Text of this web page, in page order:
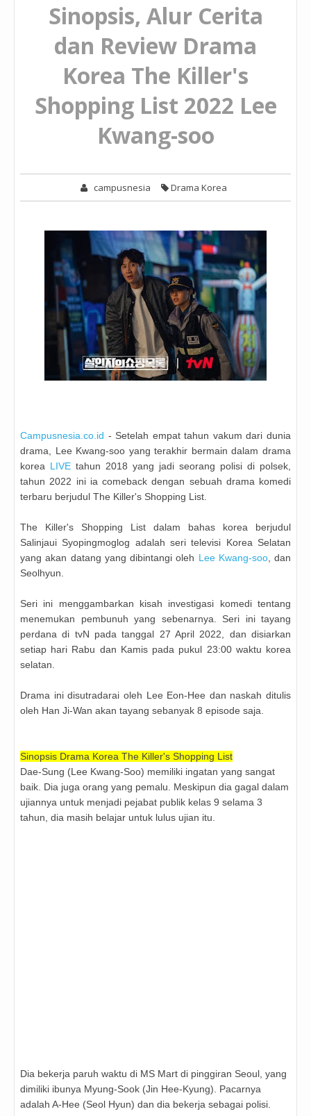
Shopping List 2022 Lee Kwang-soo
Sinopsis, Alur Cerita
dan Review Drama
Korea The Killer's
Shopping List 2022 Lee
Kwang-soo
campusnesia Drama Korea
Campusnesia.co.id - Setelah empat tahun vakum dari dunia
drama, Lee Kwang-soo yang terakhir bermain dalam drama
korea LIVE tahun 2018 yang jadi seorang polisi di polsek,
tahun 2022 ini ia comeback dengan sebuah drama komedi
terbaru berjudul The Killer's Shopping List.
The Killer's Shopping List dalam bahas korea berjudul
Salinjaui Syopingmoglog adalah seri televisi Korea Selatan
yang akan datang yang dibintangi oleh Lee Kwang-soo, dan
Seolhyun.
Seri ini menggambarkan kisah investigasi komedi tentang
menemukan pembunuh yang sebenarnya. Seri ini tayang
perdana di tvN pada tanggal 27 April 2022, dan disiarkan
setiap hari Rabu dan Kamis pada pukul 23:00 waktu korea
selatan.
Drama ini disutradarai oleh Lee Eon-Hee dan naskah ditulis
oleh Han Ji-Wan akan tayang sebanyak 8 episode saja.
Sinopsis Drama Korea The Killer's Shopping List
Dae-Sung (Lee Kwang-Soo) memiliki ingatan yang sangat
baik. Dia juga orang yang pemalu. Meskipun dia gagal dalam
ujiannya untuk menjadi pejabat publik kelas 9 selama 3
tahun, dia masih belajar untuk lulus ujian itu.
Dia bekerja paruh waktu di MS Mart di pinggiran Seoul, yang
dimiliki ibunya Myung-Sook (Jin Hee-Kyung). Pacarnya
adalah A-Hee (Seol Hyun) dan dia bekerja sebagai polisi.